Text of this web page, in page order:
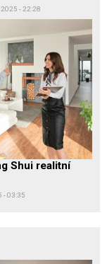
2025 - 22:28
Shui realitní
- 03:35